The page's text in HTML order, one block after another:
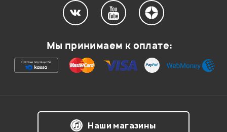
Ваша оценка:
Мы принимаем к оплате:
Наши магазины